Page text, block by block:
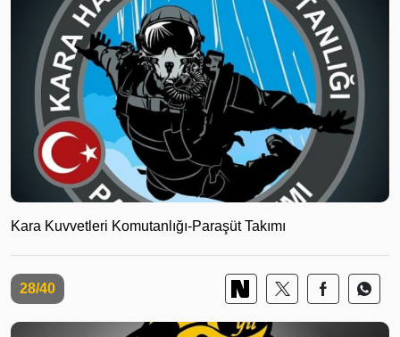
Kara Kuvvetleri Komutanlığı-Paraşüt Takımı
28/40